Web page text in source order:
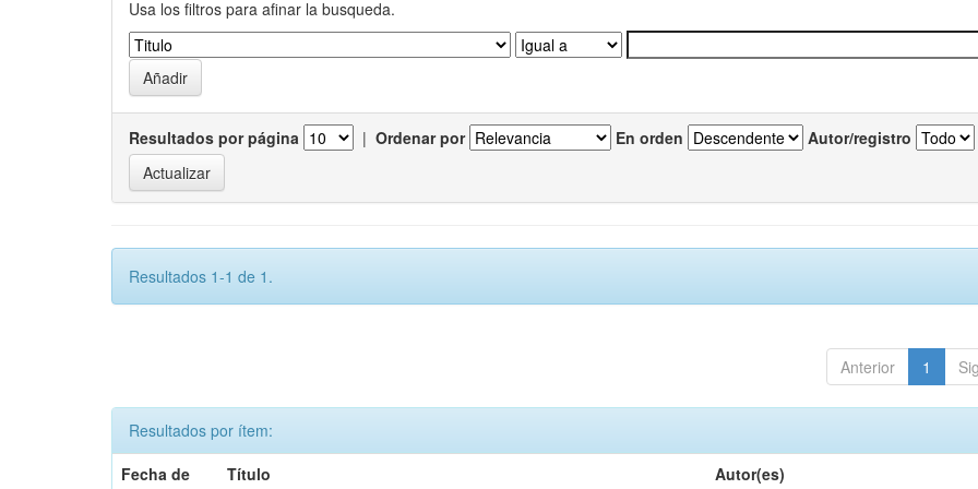
Usa los filtros para afinar la busqueda.
Resultados por página | Ordenar por En orden Autor/registro
Resultados 1-1 de 1.
Anterior 1
Resultados por ítem:
Fecha de
Título Autor(es)